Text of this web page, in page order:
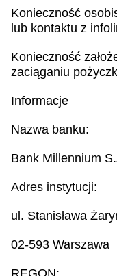
Konieczność
lub kontaktu z
Konieczność
zaciąganiu
Informacje
Nazwa banku:
Bank Millennium
Adres instytucji:
ul. Stanisława
02-593 Warszawa
REGON: